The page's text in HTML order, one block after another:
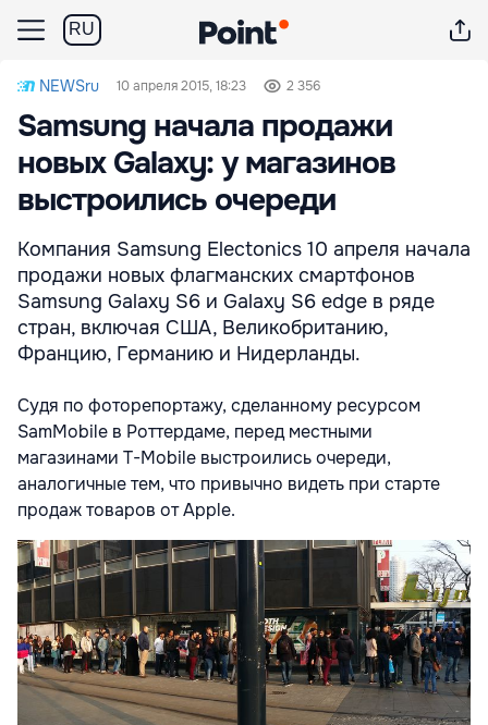
RU
NEWSru 10 апреля 2015, 18:23 2 356
Samsung начала продажи
новых Galaxy: у магазинов
выстроились очереди
Компания Samsung Electonics 10 апреля начала
продажи новых флагманских смартфонов
Samsung Galaxy S6 и Galaxy S6 edge в ряде
стран, включая США, Великобританию,
Францию, Германию и Нидерланды.
Судя по фоторепортажу, сделанному ресурсом
SamMobile в Роттердаме, перед местными
магазинами T-Mobile выстроились очереди,
аналогичные тем, что привычно видеть при старте
продаж товаров от Apple.